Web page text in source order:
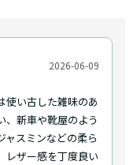
2026-06-09
使い古した雑味のあ
、新車や靴屋のよう
ャスミンなどの柔ら
レザー感を丁度良い